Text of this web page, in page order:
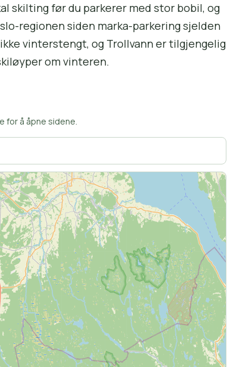
skilting før du parkerer med stor bobil, og
regionen siden marka-parkering sjelden
vinterstengt, og Trollvann er tilgjengelig
om vinteren.
for å åpne sidene.